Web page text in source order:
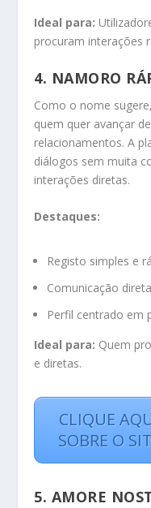
Ideal para:
procuram interações
4. NAMORO
Como o nome
quem quer avançar
relacionamentos. A
diálogos sem muita
interações diretas.
Destaques:
Registo simples e
Comunicação
Perfil centrado em
Ideal para: Quem
e diretas.
CLIQUE
SOBRE O
5. AMORE